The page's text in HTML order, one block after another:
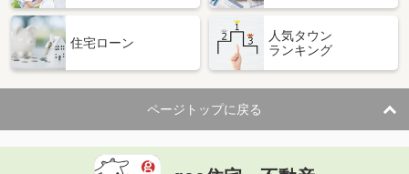
住宅ローン
人気タウン
ランキング
ページトップに戻る